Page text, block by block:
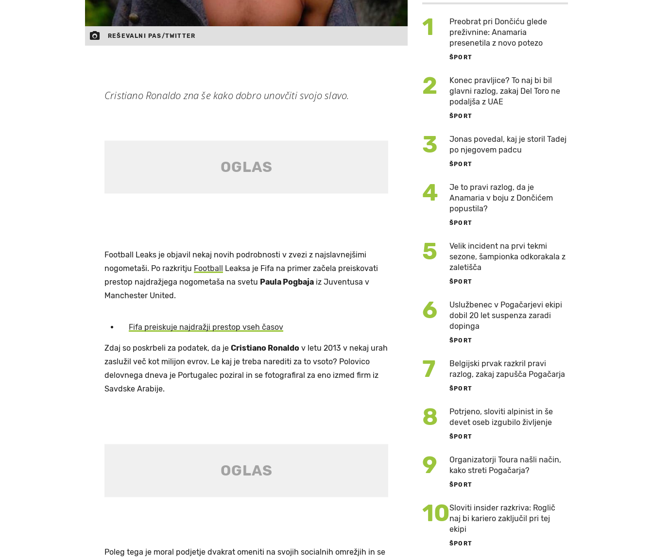
REŠEVALNI PAS/TWITTER
Cristiano Ronaldo zna še kako dobro unovčiti svojo slavo.
Football Leaks je objavil nekaj novih podrobnosti v zvezi z najslavnejšimi
nogometaši. Po razkritju Football Leaksa je Fifa na primer začela preiskovati
prestop najdražjega nogometaša na svetu Paula Pogbaja iz Juventusa v
Manchester United.
Fifa preiskuje najdražji prestop vseh časov
Zdaj so poskrbeli za podatek, da je Cristiano Ronaldo v letu 2013 v nekaj urah
zaslužil več kot milijon evrov. Le kaj je treba narediti za to vsoto? Polovico
delovnega dneva je Portugalec poziral in se fotografiral za eno izmed firm iz
Savdske Arabije.
Poleg tega je moral podjetje dvakrat omeniti na svojih socialnih omrežjih in se
1
Preobrat pri Dončiću glede
preživnine: Anamaria
presenetila z novo potezo
ŠPORT
2
Konec pravljice? To naj bi bil
glavni razlog, zakaj Del Toro ne
podaljša z UAE
ŠPORT
3
Jonas povedal, kaj je storil Tadej
po njegovem padcu
ŠPORT
4
Je to pravi razlog, da je
Anamaria v boju z Dončićem
popustila?
ŠPORT
5
Velik incident na prvi tekmi
sezone, šampionka odkorakala z
zaletišča
ŠPORT
6
Uslužbenec v Pogačarjevi ekipi
dobil 20 let suspenza zaradi
dopinga
ŠPORT
7
Belgijski prvak razkril pravi
razlog, zakaj zapušča Pogačarja
ŠPORT
8
Potrjeno, sloviti alpinist in še
devet oseb izgubilo življenje
ŠPORT
9
Organizatorji Toura našli način,
kako streti Pogačarja?
ŠPORT
10Sloviti insider razkriva: Roglič
naj bi kariero zaključil pri tej
ekipi
ŠPORT